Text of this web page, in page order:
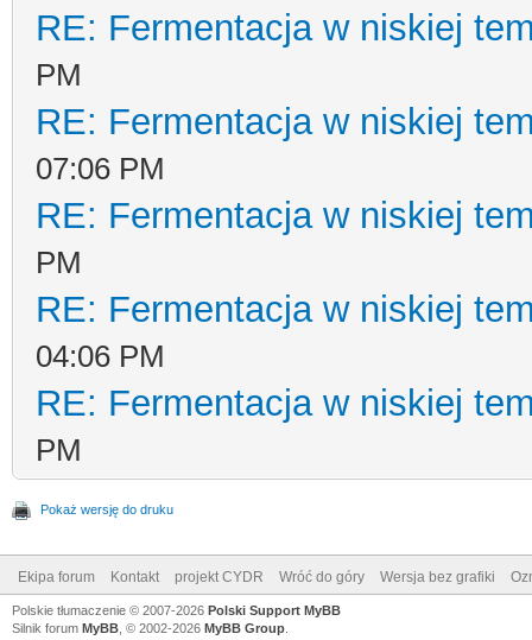
RE: Fermentacja w niskiej
PM
RE: Fermentacja w niskiej
07:06 PM
RE: Fermentacja w niskiej
PM
RE: Fermentacja w niskiej
04:06 PM
RE: Fermentacja w niskiej
PM
Pokaż wersję do druku
Ekipa forum Kontakt projekt CYDR Wróć do góry Wersja bez grafiki
Polskie tłumaczenie © 2007-2026 Polski Support MyBB
Silnik forum MyBB , © 2002-2026 MyBB Group